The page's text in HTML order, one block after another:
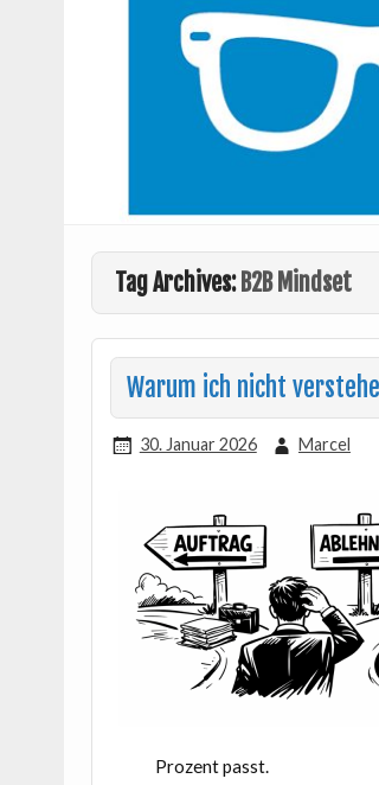
Tag Archives: B2B Mindset
Warum ich nicht
30. Januar 2026 Marcel
Prozent passt.